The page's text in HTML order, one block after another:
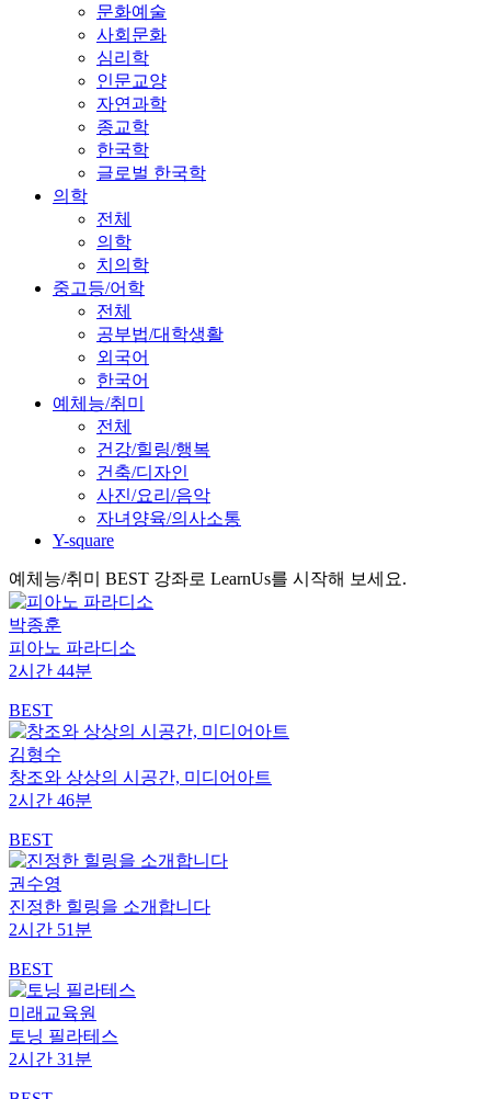
문화예술
사회문화
심리학
인문교양
자연과학
종교학
한국학
글로벌 한국학
의학
전체
의학
치의학
중고등/어학
전체
공부법/대학생활
외국어
한국어
예체능/취미
전체
건강/힐링/행복
건축/디자인
사진/요리/음악
자녀양육/의사소통
Y-square
예체능/취미 BEST 강좌로 LearnUs를 시작해 보세요.
박종훈
피아노 파라디소
2시간 44분
BEST
김형수
창조와 상상의 시공간, 미디어아트
2시간 46분
BEST
권수영
진정한 힐링을 소개합니다
2시간 51분
BEST
미래교육원
토닝 필라테스
2시간 31분